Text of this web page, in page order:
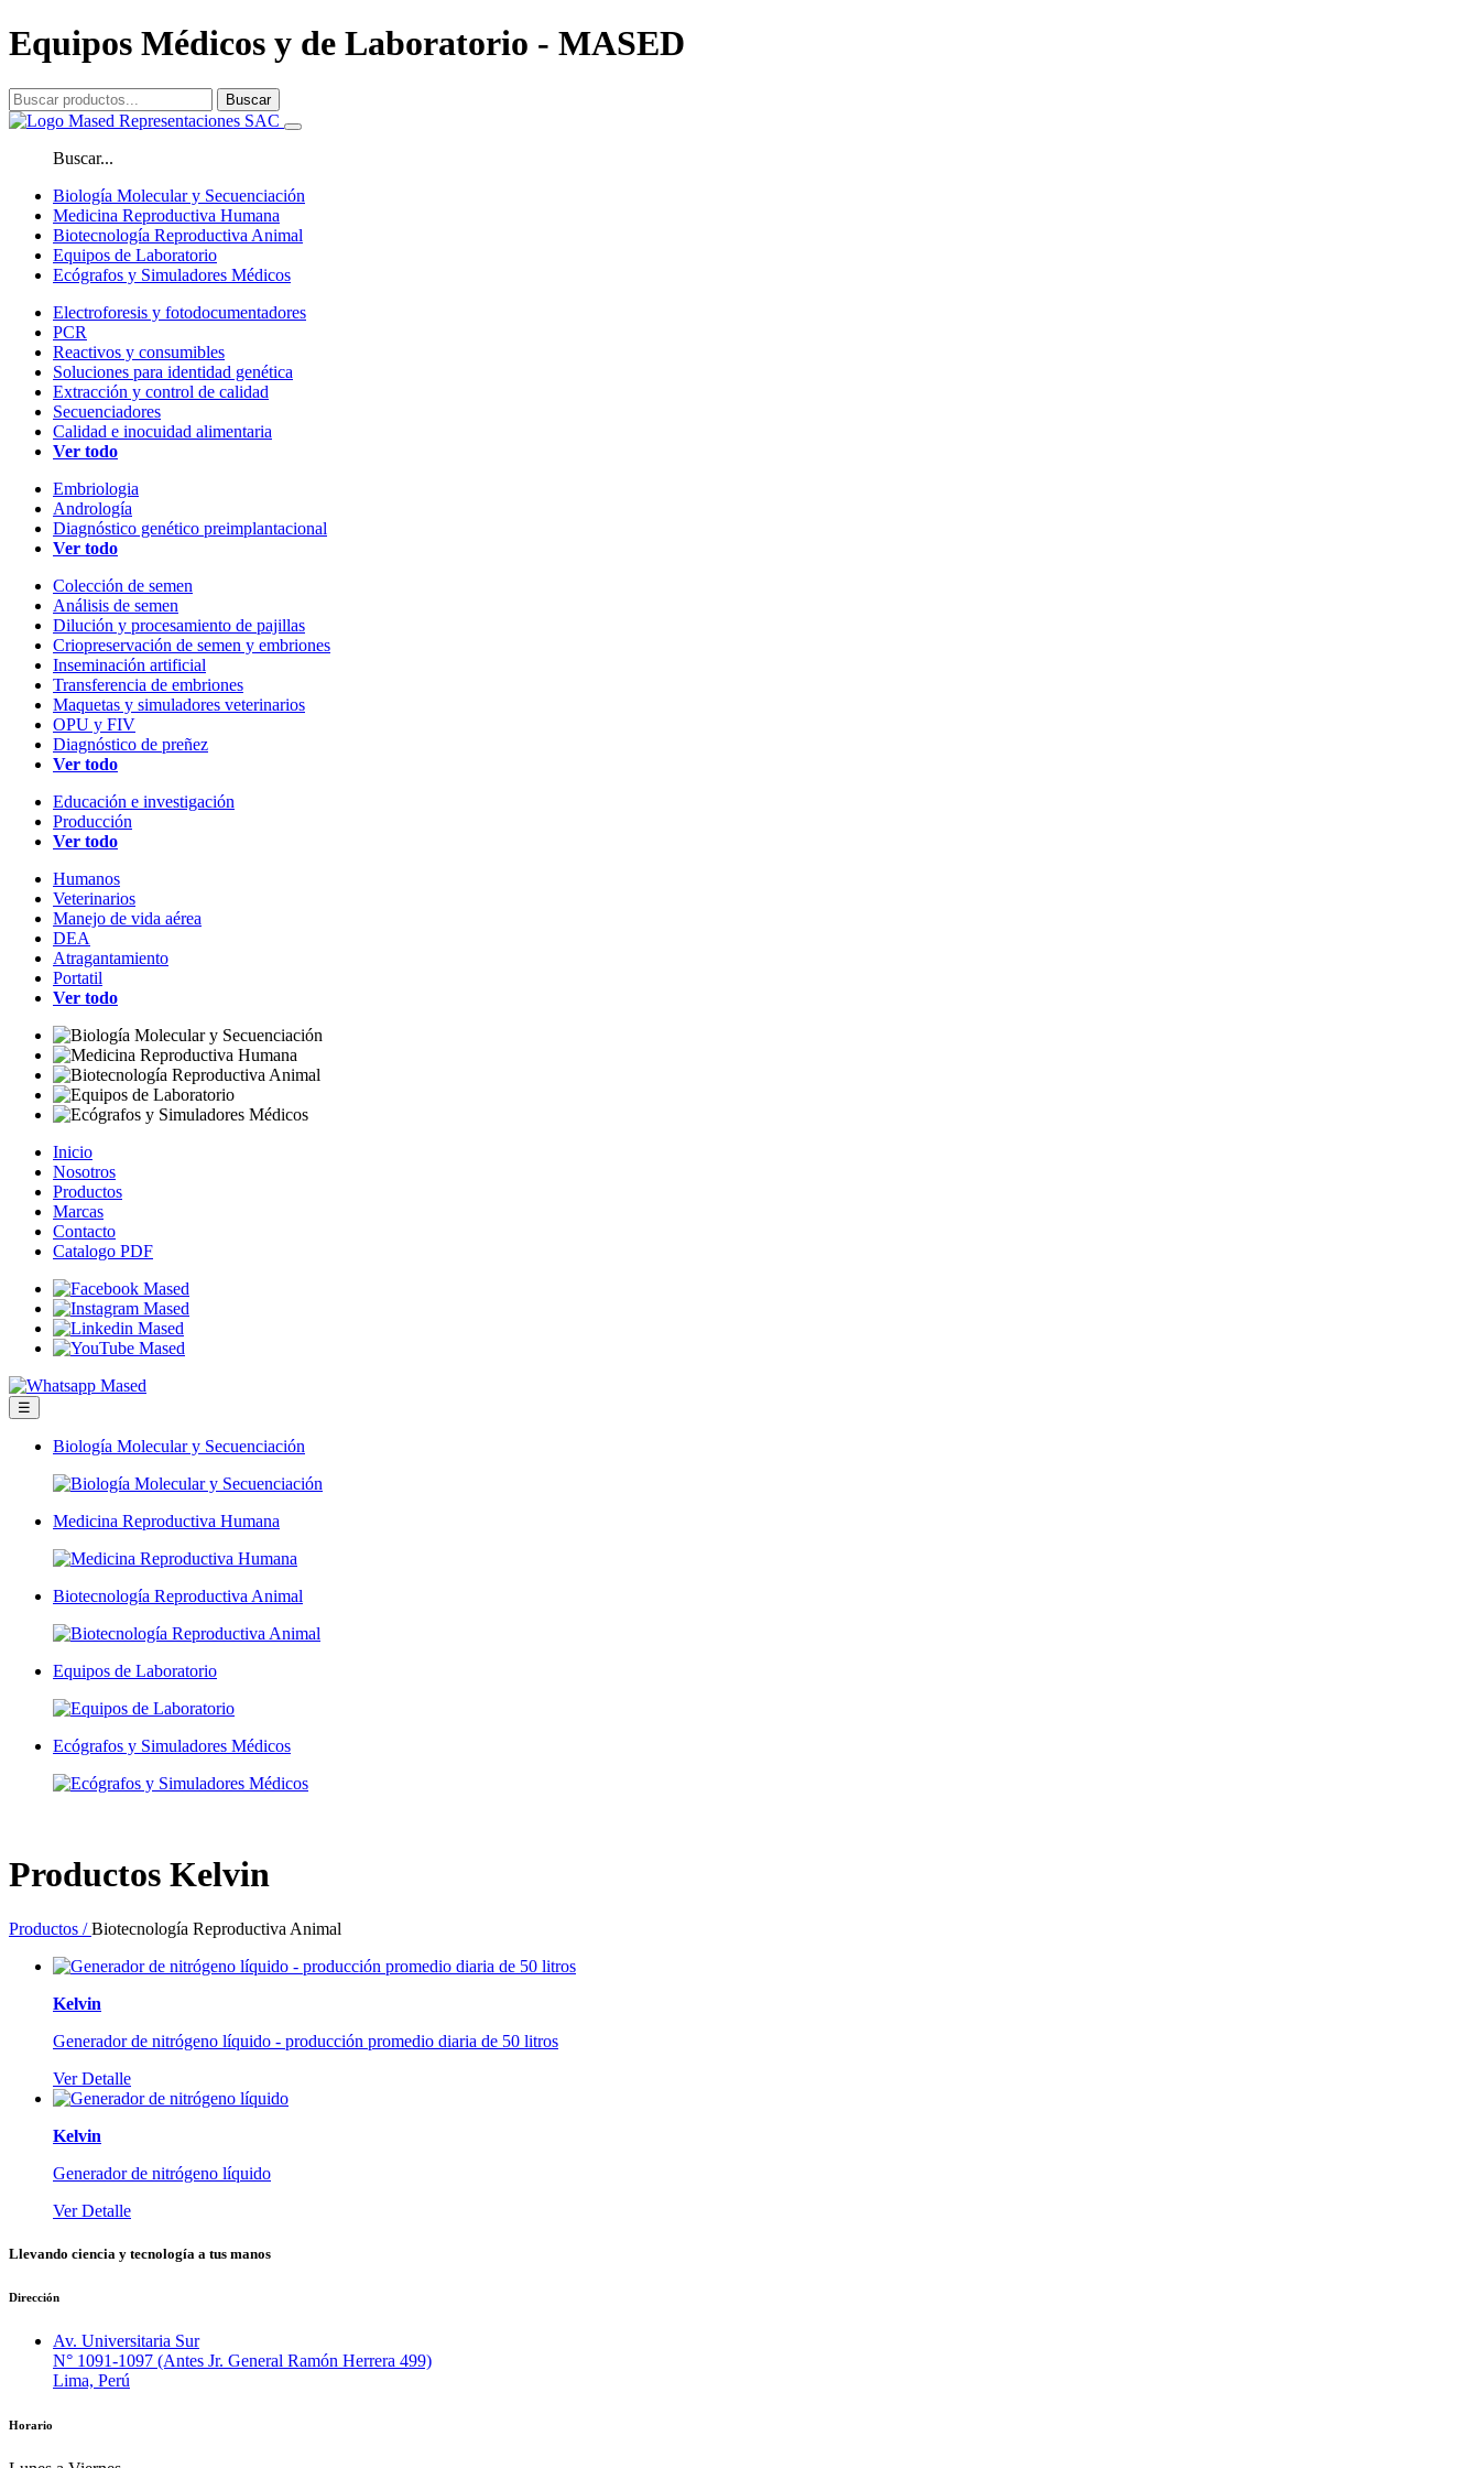
Equipos Médicos y de Laboratorio - MASED
Buscar
Buscar...
Biología Molecular y Secuenciación
Medicina Reproductiva Humana
Biotecnología Reproductiva Animal
Equipos de Laboratorio
Ecógrafos y Simuladores Médicos
Electroforesis y fotodocumentadores
PCR
Reactivos y consumibles
Soluciones para identidad genética
Extracción y control de calidad
Secuenciadores
Calidad e inocuidad alimentaria
Ver todo
Embriologia
Andrología
Diagnóstico genético preimplantacional
Ver todo
Colección de semen
Análisis de semen
Dilución y procesamiento de pajillas
Criopreservación de semen y embriones
Inseminación artificial
Transferencia de embriones
Maquetas y simuladores veterinarios
OPU y FIV
Diagnóstico de preñez
Ver todo
Educación e investigación
Producción
Ver todo
Humanos
Veterinarios
Manejo de vida aérea
DEA
Atragantamiento
Portatil
Ver todo
Inicio
Nosotros
Productos
Marcas
Contacto
Catalogo PDF
☰
Biología Molecular y Secuenciación
Medicina Reproductiva Humana
Biotecnología Reproductiva Animal
Equipos de Laboratorio
Ecógrafos y Simuladores Médicos
Productos Kelvin
Productos /Biotecnología Reproductiva Animal
Kelvin
Generador de nitrógeno líquido - producción promedio diaria de 50 litros
Ver Detalle
Kelvin
Generador de nitrógeno líquido
Ver Detalle
Llevando ciencia y tecnología a tus manos
Dirección
Av. Universitaria Sur
N° 1091-1097 (Antes Jr. General Ramón Herrera 499)
Lima, Perú
Horario